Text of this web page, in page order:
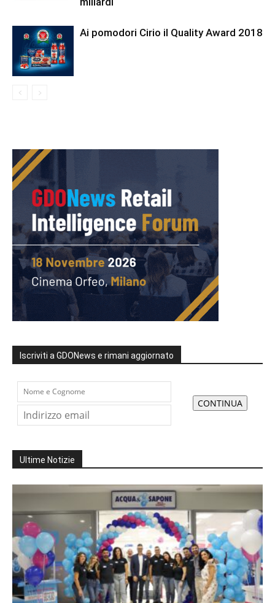
Ai pomodori Cirio il Quality Award 2018
Iscriviti a GDONews e rimani aggiornato
Ultime Notizie